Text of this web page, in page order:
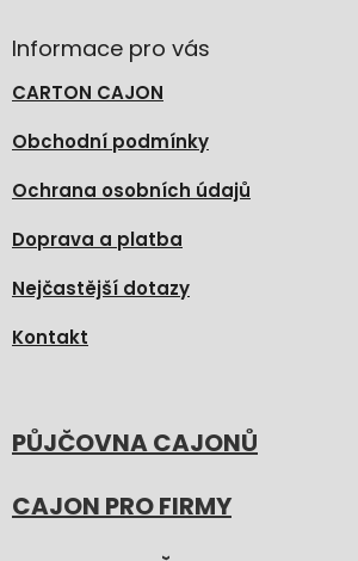
Informace pro vás
CARTON CAJON
Obchodní podmínky
Ochrana osobních údajů
Doprava a platba
Nejčastější dotazy
Kontakt
PŮJČOVNA CAJONŮ
CAJON PRO FIRMY